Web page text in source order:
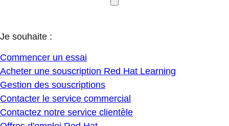
Je souhaite :
Commencer un essai
Acheter une souscription Red Hat Learning
Gestion des souscriptions
Contacter le service commercial
Contactez notre service clientèle